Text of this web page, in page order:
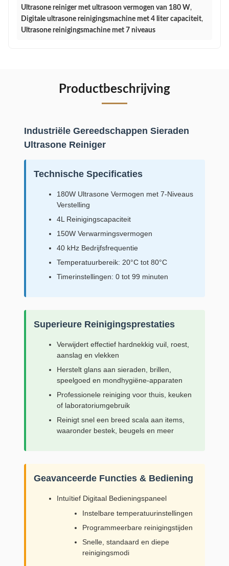
Ultrasone reiniger met ultrasoon vermogen van 180 W,
Digitale ultrasone reinigingsmachine met 4 liter capaciteit,
Ultrasone reinigingsmachine met 7 niveaus
Productbeschrijving
Industriële Gereedschappen Sieraden
Ultrasone Reiniger
Technische Specificaties
180W Ultrasone Vermogen met 7-Niveaus
Verstelling
4L Reinigingscapaciteit
150W Verwarmingsvermogen
40 kHz Bedrijfsfrequentie
Temperatuurbereik: 20°C tot 80°C
Timerinstellingen: 0 tot 99 minuten
Superieure Reinigingsprestaties
Verwijdert effectief hardnekkig vuil, roest,
aanslag en vlekken
Herstelt glans aan sieraden, brillen,
speelgoed en mondhygiëne-apparaten
Professionele reiniging voor thuis, keuken
of laboratoriumgebruik
Reinigt snel een breed scala aan items,
waaronder bestek, beugels en meer
Geavanceerde Functies & Bediening
Intuïtief Digitaal Bedieningspaneel
Instelbare temperatuurinstellingen
Programmeerbare reinigingstijden
Snelle, standaard en diepe
reinigingsmodi